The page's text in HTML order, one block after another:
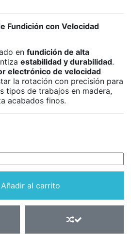
Fundición con Velocidad
en fundición de alta
estabilidad y durabilidad.
electrónico de velocidad
la rotación con precisión para
tipos de trabajos en madera,
acabados finos.
Añadir al carrito